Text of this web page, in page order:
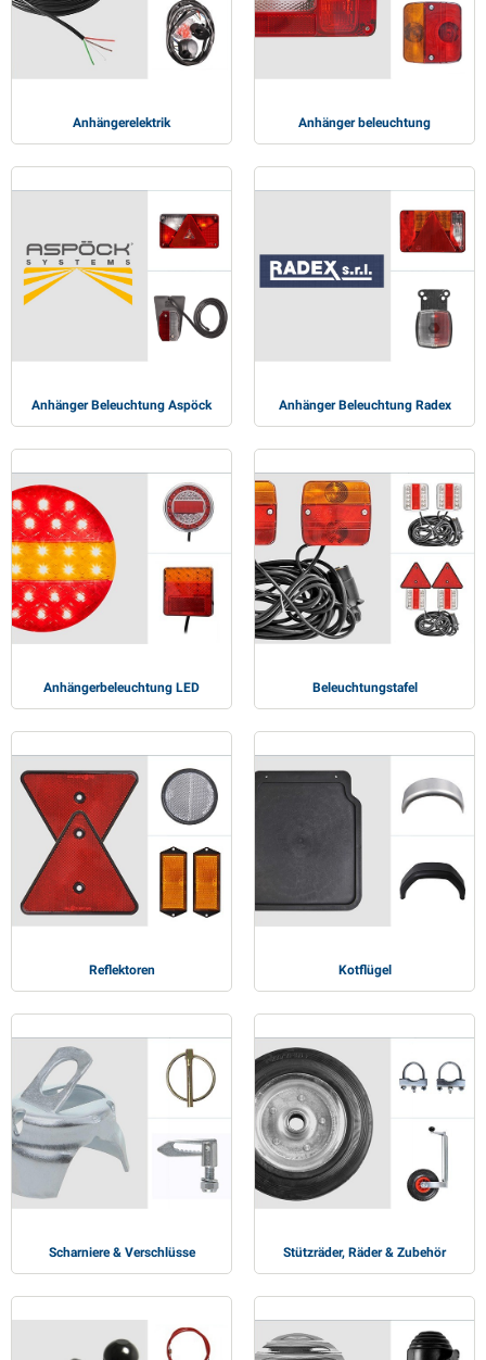
Artikel
Anhängerelektrik Anhänger beleuchtung
Anhänger Beleuchtung Aspöck Anhänger Beleuchtung Radex
Anhängerbeleuchtung LED Beleuchtungstafel
Reflektoren Kotflügel
Scharniere & Verschlüsse Stützräder, Räder & Zubehör